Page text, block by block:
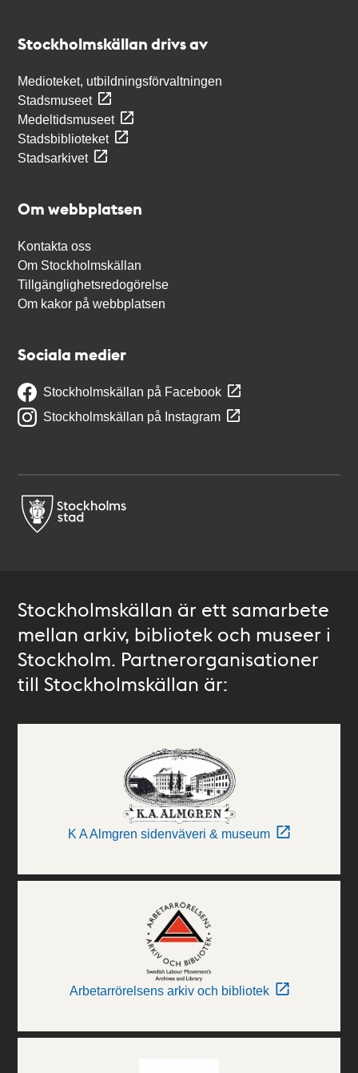
Stockholmskällan drivs av
Medioteket, utbildningsförvaltningen
Stadsmuseet
Medeltidsmuseet
Stadsbiblioteket
Stadsarkivet
Om webbplatsen
Kontakta oss
Om Stockholmskällan
Tillgänglighetsredogörelse
Om kakor på webbplatsen
Sociala medier
Stockholmskällan på Facebook
Stockholmskällan på Instagram
Stockholmskällan är ett samarbete
mellan arkiv, bibliotek och museer i
Stockholm. Partnerorganisationer
till Stockholmskällan är:
K A Almgren sidenväveri & museum
Arbetarrörelsens arkiv och bibliotek